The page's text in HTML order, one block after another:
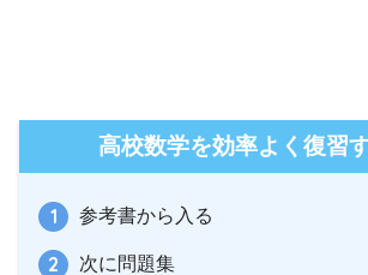
高校数学を効率よく復習
参考書から入る
次に問題集